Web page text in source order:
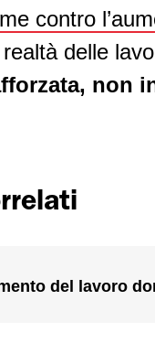
contro
delle
non
del lavoro